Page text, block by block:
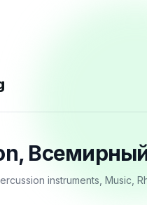
instruments, Music,